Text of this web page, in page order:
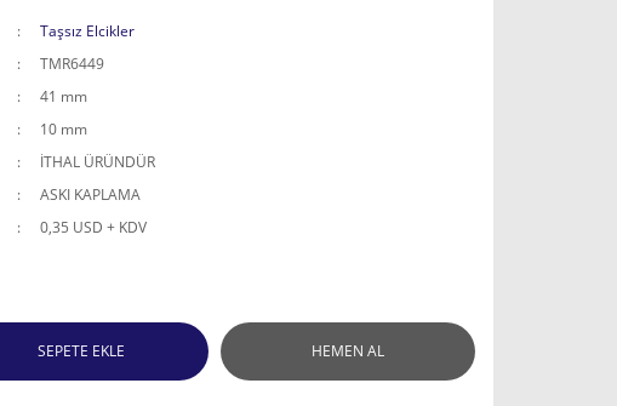
Taşsız Elcikler
TMR6449
41 mm
10 mm
İTHAL ÜRÜNDÜR
ASKI KAPLAMA
0,35 USD + KDV
SEPETE EKLE HEMEN AL